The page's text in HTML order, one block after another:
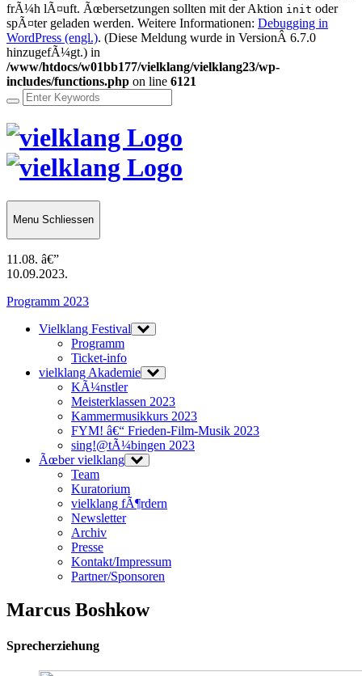
frÃ¼h lÃ¤uft. Ãœbersetzungen sollten mit der Aktion init oder
spÃ¤ter geladen werden. Weitere Informationen: Debugging in
WordPress (engl.). (Diese Meldung wurde in VersionÂ 6.7.0
hinzugefÃ¼gt.) in
/www/htdocs/w01bb177/vielklang/vielklang23/wp-
includes/functions.php on line 6121
Menu Schliessen
11.08. â€”
10.09.2023.
Programm 2023
Vielklang Festival
Programm
Ticket-info
vielklang Akademie
KÃ¼nstler
Meisterklassen 2023
Kammermusikkurs 2023
FYM! â€“ Frieden-Film-Musik 2023
sing!@tÃ¼bingen 2023
Ãœber vielklang
Team
Kuratorium
vielklang fÃ¶rdern
Newsletter
Archiv
Presse
Kontakt/Impressum
Partner/Sponsoren
Marcus Boshkow
Sprecherziehung